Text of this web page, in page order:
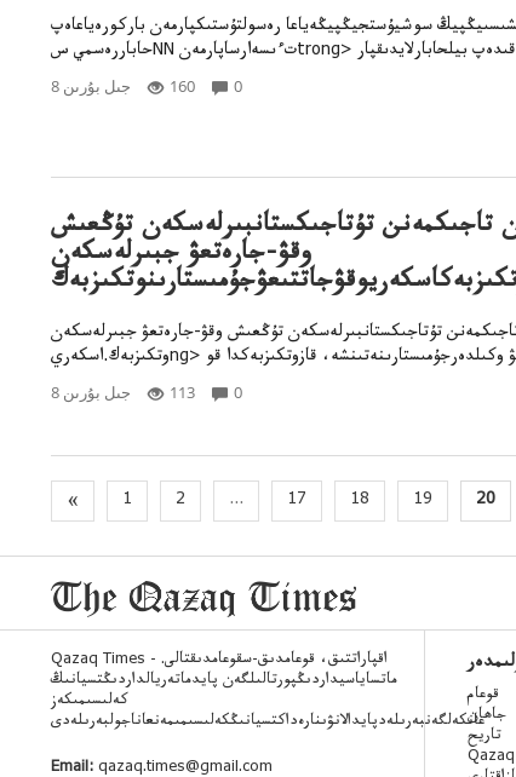
سوشيۇستجيڭپيڭەياعا رەسولتۇستىكپارمەن باركورەياعاەپ
8 جىل بۇرىن 160 0
تاجىكمەنن تۇتاجىكستانبىرلەسكەن تۇڭعىش
وقۋ-جارەتعۋ جبىرلەسكەن
تۇتاجىكستانبىرلەسكەن تۇڭعىش وقۋ-جارەتعۋ جبىرلەسكەن
8 جىل بۇرىن 113 0
« 1 2 ... 17 18 19 20
Qazaq Times - اقپاراتتىق، قوعامدىق-سقوعامدىقتالى.
ماتساياسيداردىڭپورتالىلگەن پايدماتەريالداردىڭتسيانىڭ
كەلىسىمىكەز
عانكەلگەنبەرىلەدپايدالانۋىنارەداكتسيانىڭكەلىسىمىمەنعاناجولبەرىلەدى
Email: qazaq.times@gmail.com
قوعام
جاھان
تاريح